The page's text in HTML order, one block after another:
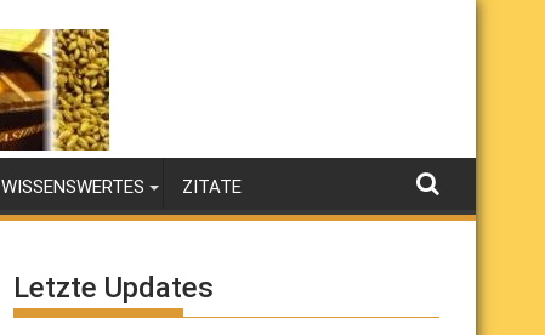
WISSENSWERTES ZITATE
Letzte Updates